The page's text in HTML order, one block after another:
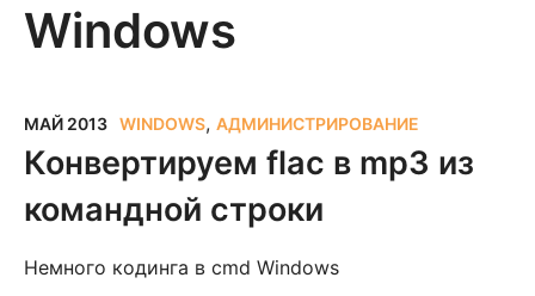
Windows
МАЙ 2013 WINDOWS, АДМИНИСТРИРОВАНИЕ
Конвертируем flac в mp3 из
командной строки
Немного кодинга в cmd Windows